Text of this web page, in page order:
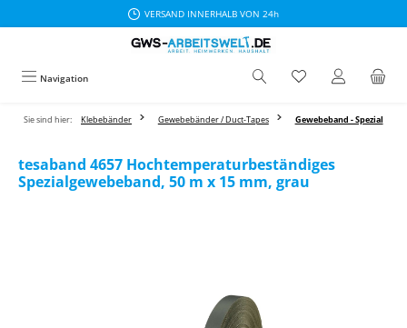
VERSAND INNERHALB VON 24h
Navigation
Sie sind hier: Klebebänder Gewebebänder / Duct-Tapes Gewebeband - Spezial
tesaband 4657 Hochtemperaturbeständiges
Spezialgewebeband, 50 m x 15 mm, grau